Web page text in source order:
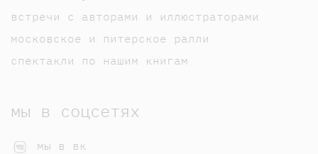
встречи с авторами и иллюстраторами
московское и питерское ралли
спектакли по нашим книгам
мы в соцсетях
мы в вк